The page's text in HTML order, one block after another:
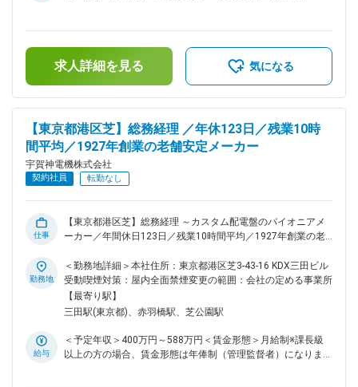
たまスーパーアリーナ、恵比寿ガーデンプレイス、クイーンズ
スクエア横浜等、大型商業施設や工場、研究機関等に納入さ
れ、電気インフラを支えています。 当社が創業以来、安定的
な業績を維持しているのには、二つの理由があります。ひとつ
会に必要とされる確かな技術の蓄積があることにあります。二
つ目は、キュービクル式高圧受変電設備という“配電盤のスタ
ンダード”を生み出した業界内でも稀有な存在であることで
す。1954年に当社が発明したこの製品は博覧会で好評を得た
後、認知が広がり、今ではキュービクル式が国内で主流の設備
通じて上下する可能性があります。月給(月額)は固定手当を含
めた表記です。
求人詳細を見る 気になる
【東京都港区芝】総務経理 ／年休123日／残業10時
間平均／1927年創業の老舗安定メーカー
宇賀神電機株式会社
契約社員 転勤なし
仕事
【東京都港区芝】総務経理 ～カスタム配電盤のパイオニアメ
ーカー／年間休日123日／残業10時間平均／1927年創業の老
オフィス業務を既存担当者と分担して行っていただきます。具
体的には次のような仕事をお任せします。 ▼経理： ・入出金
業務 ・伝票入力 ・仕分業務 ・経費精算 ・請求業務 ・支払い
管理 ・税務補助 ・決算業務 等 ▼総務： ・PCをはじめとする
における窓口対応 ・諸契約の管理 ■配属部署： 管理本部統括
役員1名、人事労務担当部長1名、経理財務担当部長1名、経理
勤務地
＜勤務地詳細＞本社住所：東京都港区芝3-43-16 KDX三田ビル
受動喫煙対策：屋内全面禁煙変更の範囲：会社の定める事業所
【最寄り駅】
三田駅(東京都)、赤羽橋駅、芝公園駅
給与
＜予定年収＞400万円～588万円＜賃金形態＞月給制※課長級
以上の方の場合、賃金形態は年俸制（管理監督者）になりま